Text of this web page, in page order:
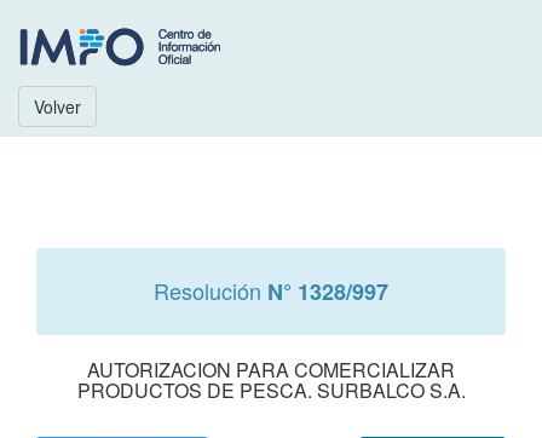
Volver
Resolución N° 1328/997
AUTORIZACION PARA COMERCIALIZAR
PRODUCTOS DE PESCA. SURBALCO S.A.